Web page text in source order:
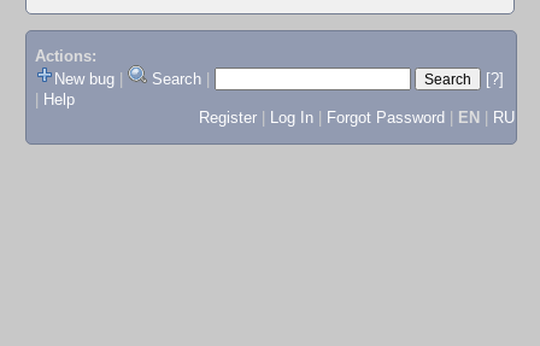
Actions:
New bug
Search
[?]
Help
Register
Log In Forgot Password EN RU